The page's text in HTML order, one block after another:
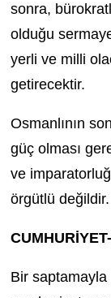
sonra,
olduğu
yerli ve milli
getirecektir.
Osmanlının
güç olması
ve
örgütlü değildir.
Bir saptamayla